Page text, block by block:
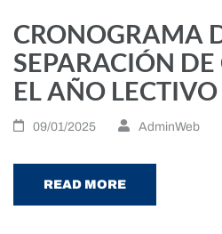
CRONOGRAMA
SEPARACIÓN
EL AÑO
09/01/2025 AdminWeb
READ MORE